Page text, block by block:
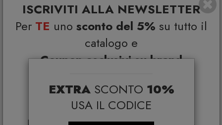
ISCRIVITI ALLA NEWSLETTER
Per TE uno sconto del 5% su tutto il
catalogo e
Coupon esclusivi su brand
*Coupon non cumulabile con altre promo e non
applicabile su:
Smeg, Bontempi Casa, Samsonite, BBB Italia,
EXTRA SCONTO 10%
USA IL CODICE